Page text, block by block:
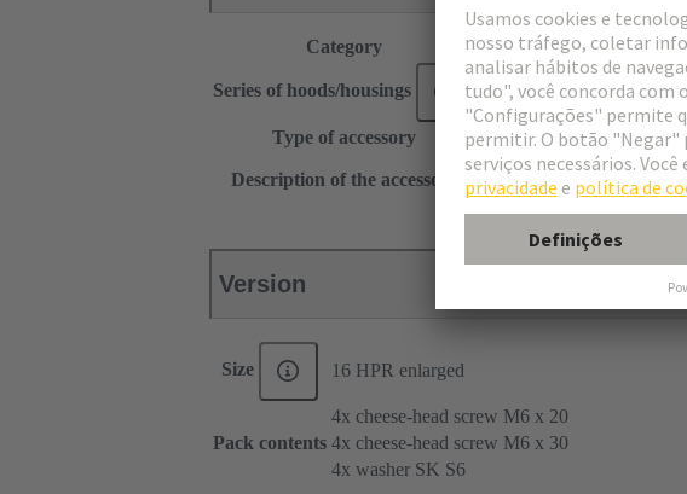
Category Accessories
Series of hoods/housings Han ®HPR enlarged
Type of accessory Frame
Description of the accessory
for female inserts
3x Han®HC Modular 250
Version
Size 16 HPR enlarged
Pack contents
4x cheese-head screw M6 x 20
4x cheese-head screw M6 x 30
4x washer SK S6